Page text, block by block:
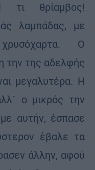
τι θρίαμβος!
λαμπάδας, με
Ο
την της αδελφής
μεγαλυτέρα. Η
ο μικρός την
αυτήν, έσπασε
έβαλε τα
άλλην, αφού